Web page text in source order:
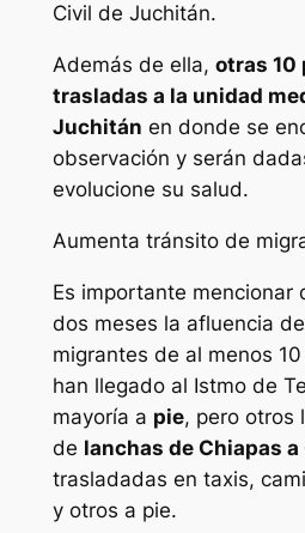
Civil de Juchitán.
Además de ella, otras 10
trasladas a la unidad
Juchitán en donde se
observación y serán
evolucione su salud.
Aumenta tránsito de
Es importante mencionar
dos meses la afluencia
migrantes de al menos
han llegado al Istmo de
mayoría a pie, pero otros
de lanchas de Chiapas a
trasladadas en taxis,
y otros a pie.